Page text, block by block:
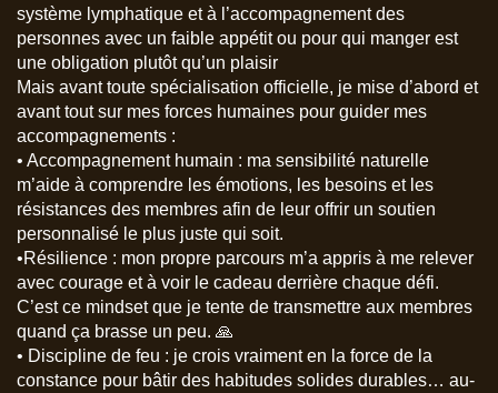
système lymphatique et à l’accompagnement des
personnes avec un faible appétit ou pour qui manger est
une obligation plutôt qu’un plaisir
Mais avant toute spécialisation officielle, je mise d’abord et
avant tout sur mes forces humaines pour guider mes
accompagnements :
• Accompagnement humain : ma sensibilité naturelle
m’aide à comprendre les émotions, les besoins et les
résistances des membres afin de leur offrir un soutien
personnalisé le plus juste qui soit.
•Résilience : mon propre parcours m’a appris à me relever
avec courage et à voir le cadeau derrière chaque défi.
C’est ce mindset que je tente de transmettre aux membres
quand ça brasse un peu. 🙏
• Discipline de feu : je crois vraiment en la force de la
constance pour bâtir des habitudes solides durables… au-